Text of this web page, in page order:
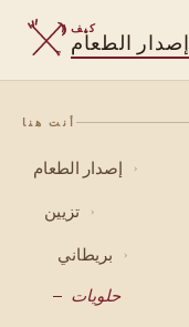
كيف
إصدار الطعام
أنت هنا
إصدار الطعام ›
تزيين ›
بريطاني ›
حلويات